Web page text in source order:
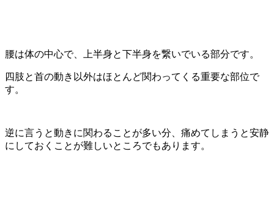
腰は体の中心で、上半身と下半身を繋いでいる部分です。
四肢と首の動き以外はほとんど関わってくる重要な部位で
す。
逆に言うと動きに関わることが多い分、痛めてしまうと安静
にしておくことが難しいところでもあります。